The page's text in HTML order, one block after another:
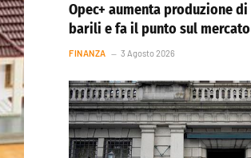
Opec+ aumenta produzione
barili e fa il punto sul mercato
FINANZA 3 Agosto 2026